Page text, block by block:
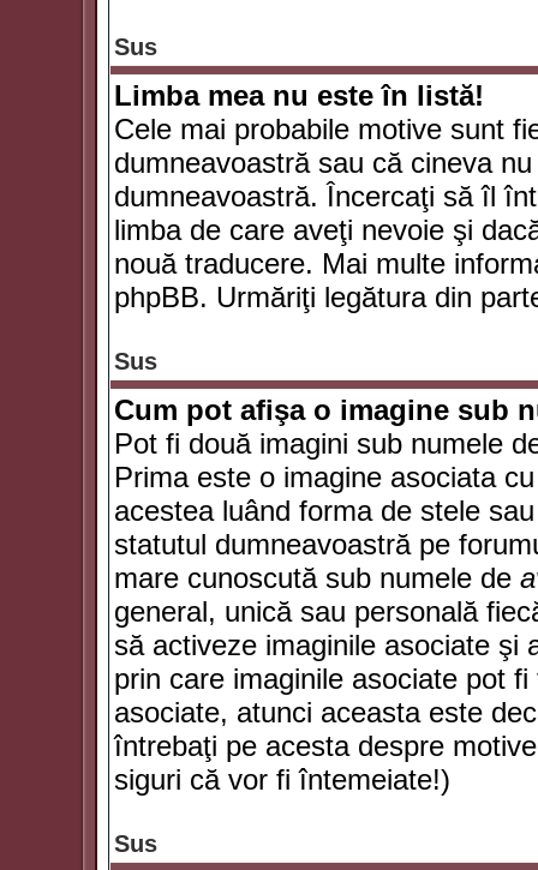
Sus
Limba mea nu este în listă!
Cele mai probabile motive sunt
dumneavoastră sau că cineva
dumneavoastră. Încercaţi să îl
limba de care aveţi nevoie şi
nouă traducere. Mai multe
phpBB. Urmăriţi legătura din
Sus
Cum pot afişa o imagine sub
Pot fi două imagini sub numele
Prima este o imagine asociata
acestea luând forma de stele
statutul dumneavoastră pe
mare cunoscută sub numele de
general, unică sau personală
să activeze imaginile asociate şi
prin care imaginile asociate pot
asociate, atunci aceasta este
întrebaţi pe acesta despre
siguri că vor fi întemeiate!)
Sus